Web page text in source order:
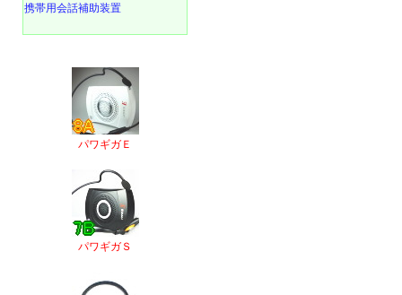
携帯用会話補助装置
パワギガＥ
パワギガＳ